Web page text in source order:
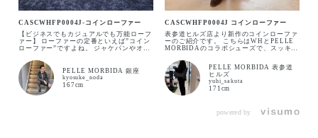
DARK BROWN
カートに入れる
CASCWHFP0004J-コインローファー
【ビジネスでもカジュアルでも万能ローフ
ァー】 ローファーの定番といえば”コイン
ローファー”ですよね。 ジャケパンやオフ
ます。 スタイリングに軽快さをプラスし
てくれる万能シューズ。 セメント製法で
のお作りですがオールソール交換ができる
点もgood👍 非常に軽くラバーソールは舗
装された道路が多い日本で活躍してくれま
す。
PELLE MORBIDA 銀座
kyosuke_noda
167cm
CASCWHFP0004J コインローファー
表参道ヒルズ店より新作のコインローファ
ーのご紹介です。 こちらはWHとPELLE
MORBIDAのコラボシューズで、スッキリ
るアイテムです。 スエードの質感も上品
でしなやかな仕上がりで高級感もあり、オ
ールシーズン万能に使えます。 履いた感
想としては非常に軽く、スニーカー？と錯
覚するほど馴染みがいいです。 今回使用
したものはUK8.5 （26.5センチ）です。
スニーカーは27センチか27.5センチを履
PELLE MORBIDA 表参道
ヒルズ
yuhi_sakuta
171cm
powered by